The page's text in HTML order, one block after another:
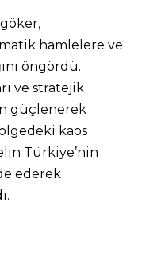
hamlelere ve
öngördü.
ve stratejik
güçlenerek
kaos
Türkiye’nin
ederek